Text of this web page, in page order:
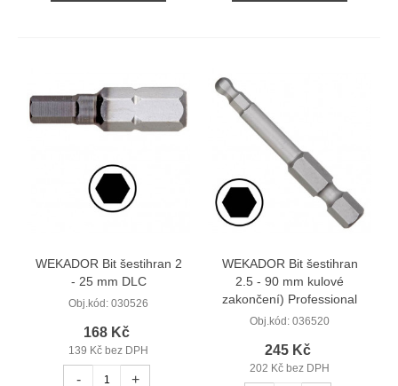
WEKADOR Bit šestihran 2
- 25 mm DLC
Obj.kód: 030526
168 Kč
139 Kč bez DPH
- +
WEKADOR Bit šestihran
2.5 - 90 mm kulové
zakončení) Professional
Obj.kód: 036520
245 Kč
202 Kč bez DPH